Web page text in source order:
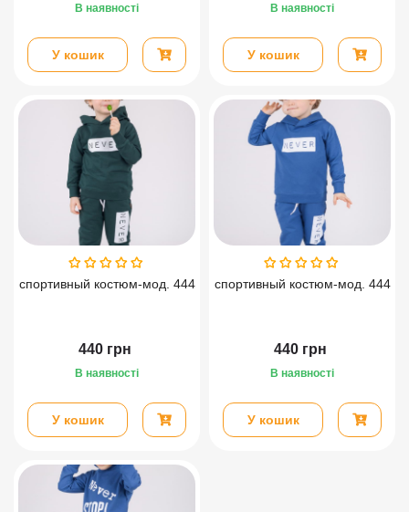
В наявності
У кошик
В наявності
У кошик
спортивный костюм-мод. 444
440 грн
В наявності
У кошик
спортивный костюм-мод. 444
440 грн
В наявності
У кошик